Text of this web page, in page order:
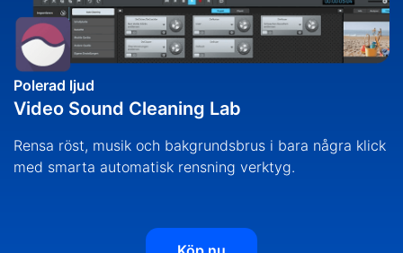
Polerad ljud
Video Sound Cleaning Lab
Rensa röst, musik och bakgrundsbrus i bara några klick
med smarta automatisk rensning verktyg.